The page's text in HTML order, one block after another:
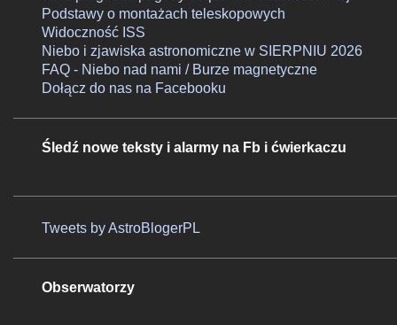
Podstawy o montażach teleskopowych
Widoczność ISS
Niebo i zjawiska astronomiczne w SIERPNIU 2026
FAQ - Niebo nad nami / Burze magnetyczne
Dołącz do nas na Facebooku
Śledź nowe teksty i alarmy na Fb i ćwierkaczu
Tweets by AstroBlogerPL
Obserwatorzy